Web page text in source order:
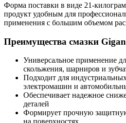
Форма поставки в виде 21-
продукт удобным для
применения с большим объемом
Преимущества смазки
Универсальное применение
скольжения, шарниров и
Подходит для
электромашин и
Обеспечивает надежное
деталей
Формирует прочную